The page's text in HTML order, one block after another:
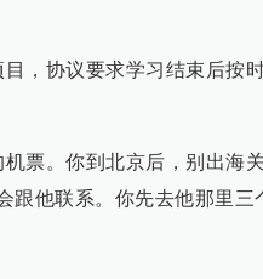
，协议要求学习结束后按
票。你到北京后，别出海
跟他联系。你先去他那里三